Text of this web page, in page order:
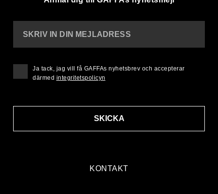
KONTAKT
SKRIV IN DIN MEJLADRESS
SKICKA
Ja tack, jag vill få GAFFAs nyhetsbrev och accepterar
därmed integritetspolicyn